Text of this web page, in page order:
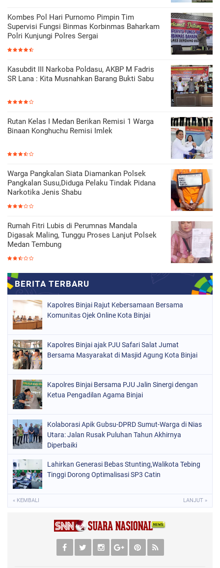
Kombes Pol Hari Purnomo Pimpin Tim
Supervisi Fungsi Binmas Korbinmas Baharkam
Polri Kunjungi Polres Sergai
Kasubdit III Narkoba Poldasu, AKBP M Fadris
SR Lana : Kita Musnahkan Barang Bukti Sabu
Rutan Kelas I Medan Berikan Remisi 1 Warga
Binaan Konghuchu Remisi Imlek
Warga Pangkalan Siata Diamankan Polsek
Pangkalan Susu,Diduga Pelaku Tindak Pidana
Narkotika Jenis Shabu
Rumah Fitri Lubis di Perumnas Mandala
Digasak Maling, Tunggu Proses Lanjut Polsek
Medan Tembung
Kapolres Binjai Rajut Kebersamaan Bersama
Komunitas Ojek Online Kota Binjai
Kapolres Binjai ajak PJU Safari Salat Jumat
Bersama Masyarakat di Masjid Agung Kota Binjai
Kapolres Binjai Bersama PJU Jalin Sinergi dengan
Ketua Pengadilan Agama Binjai
Kolaborasi Apik Gubsu-DPRD Sumut-Warga di Nias
Utara: Jalan Rusak Puluhan Tahun Akhirnya
Diperbaiki
Lahirkan Generasi Bebas Stunting,Walikota Tebing
Tinggi Dorong Optimalisasi SP3 Catin
« KEMBALI LANJUT »